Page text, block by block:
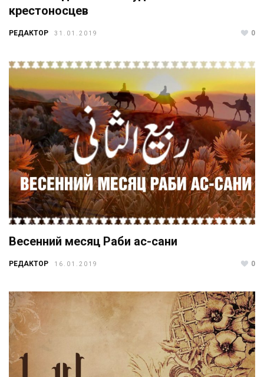
крестоносцев
РЕДАКТОР 31.01.2019 0
Весенний месяц Раби ас-сани
РЕДАКТОР 16.01.2019 0